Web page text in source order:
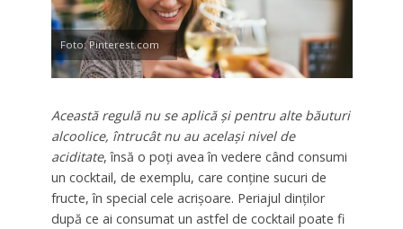
Foto: Pinterest.com
Această regulă nu se aplică şi pentru alte băuturi
alcoolice, întrucât nu au acelaşi nivel de
aciditate, însă o poţi avea în vedere când consumi
un cocktail, de exemplu, care conţine sucuri de
fructe, în special cele acrişoare. Periajul dinţilor
după ce ai consumat un astfel de cocktail poate fi